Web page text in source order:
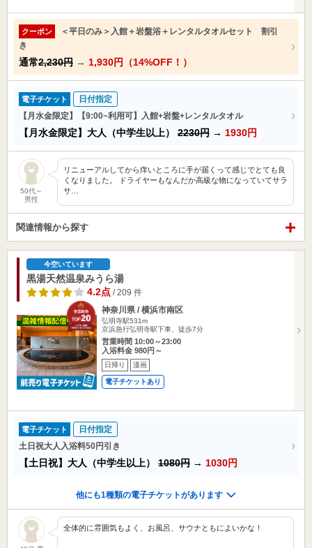
クーポン
＜平日のみ＞入館＋岩盤浴＋レンタルタオルセット 割引
き
通常2,230円 → 1,930円（14%OFF！）
電子チケット
日付指定
【月水金限定】【9:00~利用可】入館+岩盤+レンタルタオル
【月水金限定】大人（中学生以上） 2230円 → 1930円
50代～
男性
リニューアルしてから痒いところに手が届くって感じでとても良
くなりました。 ドライヤーもなんだか高級な物になっていてサラ
サ…
関連情報から探す
今空いています
黒湯天然温泉みうら湯
4.2点 / 209 件
神奈川県 / 横浜市南区
弘明寺駅531m
京浜急行弘明寺駅下車、徒歩7分
営業時間 10:00～23:00
入浴料金 980円～
日帰り 漫画
電子チケットあり
電子チケット
日付指定
土日祝大人入浴料50円引き
【土日祝】大人（中学生以上） 1080円 → 1030円
他にも1種類の電子チケットがあります
全体的に雰囲気もよく、お風呂、サウナともによいかな！